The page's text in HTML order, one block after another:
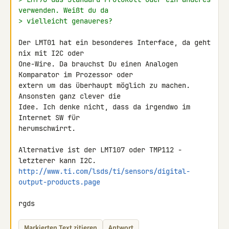
verwenden. Weißt du da
> vielleicht genaueres?
Der LMT01 hat ein besonderes Interface, da geht
nix mit I2C oder
One-Wire. Da brauchst Du einen Analogen
Komparator im Prozessor oder
extern um das überhaupt möglich zu machen.
Ansonsten ganz clever die
Idee. Ich denke nicht, dass da irgendwo im
Internet SW für
herumschwirrt.
Alternative ist der LMT107 oder TMP112 -
http://www.ti.com/lsds/ti/sensors/digital-
output-products.page
rgds